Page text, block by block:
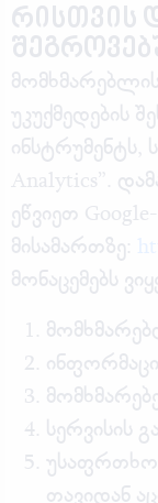
რისთვის
უკუქმედების
ინსტრუმენტს,
Analytics”.
ეწვიეთ
მისამართზე:
მონაცემებს
სერვისის
თავიდან